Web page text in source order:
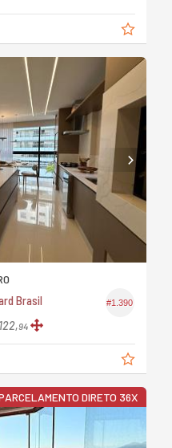
#1.390
Brasil
122,94
DIRETO 36X